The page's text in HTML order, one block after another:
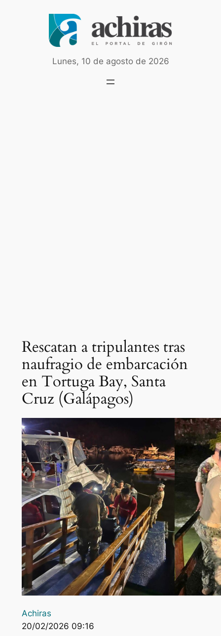
Lunes, 10 de agosto de 2026
Rescatan a tripulantes tras
naufragio de embarcación
en Tortuga Bay, Santa
Cruz (Galápagos)
Achiras
20/02/2026 09:16